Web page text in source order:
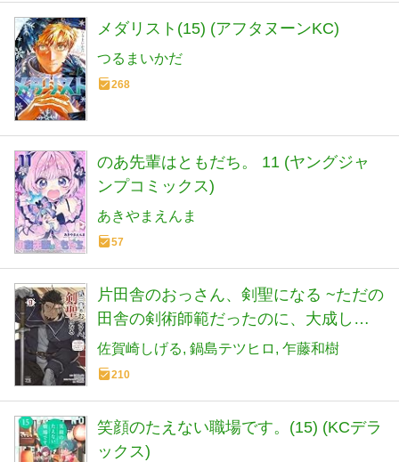
メダリスト(15) (アフタヌーンKC)
つるまいかだ
268
のあ先輩はともだち。 11 (ヤングジャ
ンプコミックス)
あきやまえんま
57
片田舎のおっさん、剣聖になる ~ただの
田舎の剣術師範だったのに、大成した
弟子たちが俺を放ってくれない件~ 9 (9)
(ヤングチャンピオンコミックス)
佐賀崎しげる 鍋島テツヒロ 乍藤和樹
210
笑顔のたえない職場です。(15) (KCデラ
ックス)